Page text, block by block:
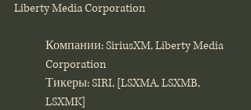
Liberty Media Corporation
Компании: SiriusXM, Liberty Media
Corporation
Тикеры: SIRI, [LSXMA, LSXMB,
LSXMK]